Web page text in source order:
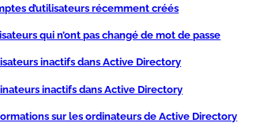
d’utilisateurs récemment créés
qui n’ont pas changé de mot de passe
inactifs dans Active Directory
inactifs dans Active Directory
sur les ordinateurs de Active Directory